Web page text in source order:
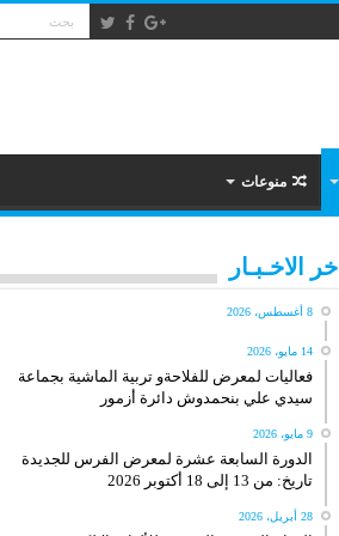
منوعات
اخر الاخـبـار
8 أغسطس، 2026
14 مايو، 2026
فعاليات لمعرض للفلاحةو تربية الماشية بجماعة
سيدي علي بنحمدوش دائرة أزمور
9 مايو، 2026
الدورة السابعة عشرة لمعرض الفرس للجديدة
تاريخ: من 13 إلى 18 أكتوبر 2026
28 أبريل، 2026